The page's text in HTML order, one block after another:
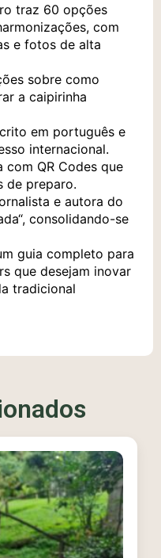
traz 60 opções
com
e fotos de alta
sobre como
a caipirinha
em português e
internacional.
com QR Codes que
de preparo.
e autora do
“, consolidando-se
guia completo para
que desejam inovar
tradicional